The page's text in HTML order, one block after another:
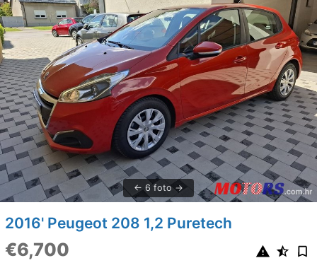
6 foto
2016' Peugeot 208 1,2 Puretech
€6,700